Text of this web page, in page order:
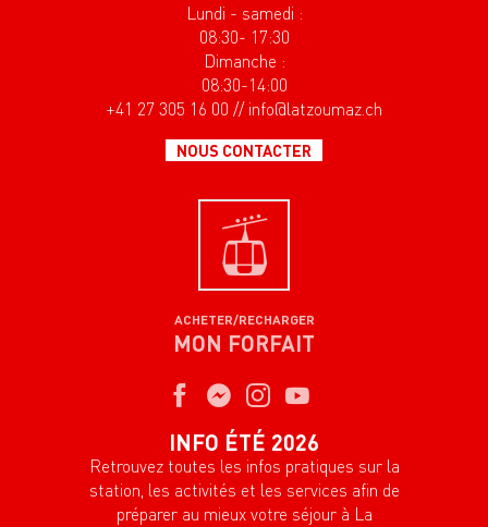
Lundi - samedi :
08:30- 17:30
Dimanche :
08:30-14:00
+41 27 305 16 00 // info@latzoumaz.ch
NOUS CONTACTER
ACHETER/RECHARGER
MON FORFAIT
INFO ÉTÉ 2026
Retrouvez toutes les infos pratiques sur la
station, les activités et les services afin de
préparer au mieux votre séjour à La